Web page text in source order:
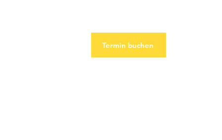
Termin buchen